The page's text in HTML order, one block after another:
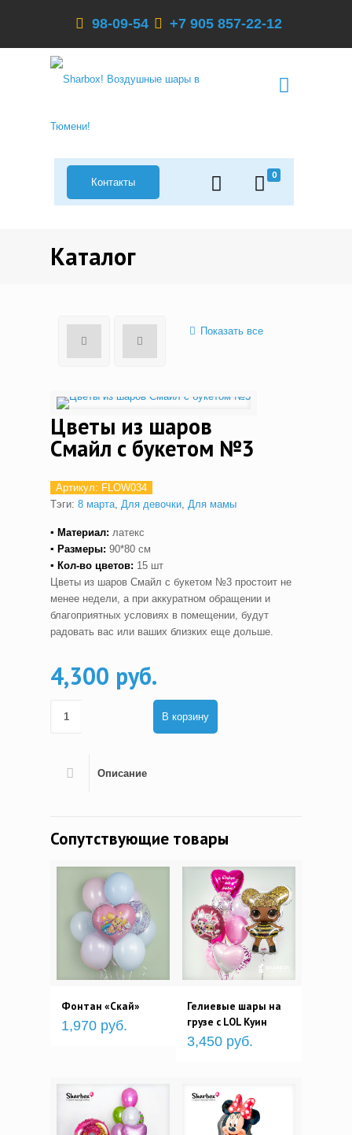
98-09-54 +7 905 857-22-12
0
Контакты
Каталог
Показать все
Цветы из шаров
Смайл с букетом №3
Артикул: FLOW034
Тэги: 8 марта, Для девочки, Для мамы
▪ Материал: латекс
▪ Размеры: 90*80 см
▪ Кол-во цветов: 15 шт
Цветы из шаров Смайл с букетом №3 простоит не
менее недели, а при аккуратном обращении и
благоприятных условиях в помещении, будут
радовать вас или ваших близких еще дольше.
4,300 руб.
В корзину
Описание
Сопутствующие товары
Фонтан «Скай»
1,970 руб.
Гелиевые шары на
грузе с LOL Куин
3,450 руб.